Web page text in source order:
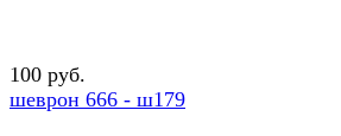
100 руб.
шеврон 666 - ш179